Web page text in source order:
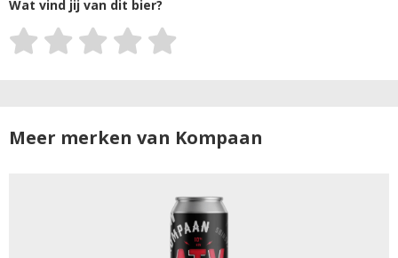
Wat vind jij van dit bier?
Meer merken van Kompaan